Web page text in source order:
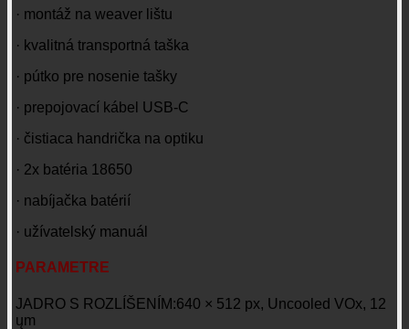
· montáž na weaver lištu
· kvalitná transportná taška
· pútko pre nosenie tašky
· prepojovací kábel USB-C
· čistiaca handrička na optiku
· 2x batéria 18650
· nabíjačka batérií
· užívatelský manuál
PARAMETRE
JADRO S ROZLÍŠENÍM:640 × 512 px, Uncooled VOx, 12
ųm